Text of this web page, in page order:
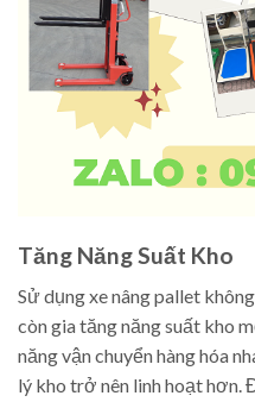
Tăng Năng Suất Kho
Sử dụng xe nâng pallet
còn gia tăng năng suất kho
năng vận chuyển hàng hóa
lý kho trở nên linh hoạt hơn.